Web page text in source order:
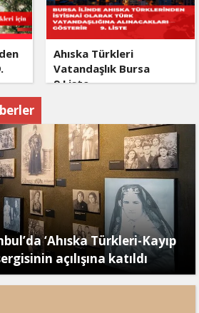
Ahıska Türkleri
Vatandaşlık Bursa
9.Liste
‘Ahıska Türkleri-Kayıp
açılışına katıldı